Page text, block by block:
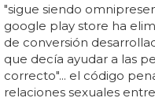
"sigue siendo
google play store ha
de conversión
que decía ayudar a las
correcto"... el código
relaciones sexuales